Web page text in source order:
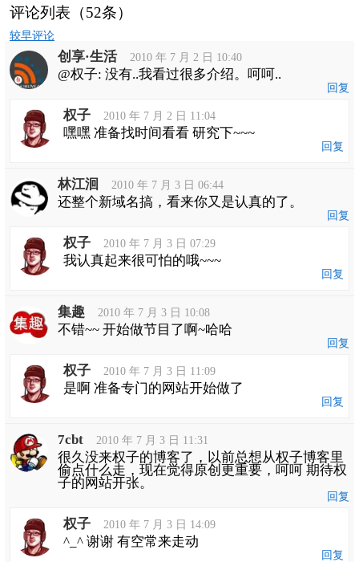
评论列表（52条）
评
导
航
较早评论
创享·生活 2010 年 7 月 2 日 10:40
@权子: 没有..我看过很多介绍。呵呵..
回复
权子 2010 年 7 月 2 日 11:04
嘿嘿 准备找时间看看 研究下~~~
回复
林江洄 2010 年 7 月 3 日 06:44
还整个新域名搞，看来你又是认真的了。
回复
权子 2010 年 7 月 3 日 07:29
我认真起来很可怕的哦~~~
回复
集趣 2010 年 7 月 3 日 10:08
不错~~ 开始做节目了啊~哈哈
回复
权子 2010 年 7 月 3 日 11:09
是啊 准备专门的网站开始做了
回复
7cbt 2010 年 7 月 3 日 11:31
很久没来权子的博客了，以前总想从权子博客里
偷点什么走，现在觉得原创更重要，呵呵 期待权
子的网站开张。
回复
权子 2010 年 7 月 3 日 14:09
^_^ 谢谢 有空常来走动
回复